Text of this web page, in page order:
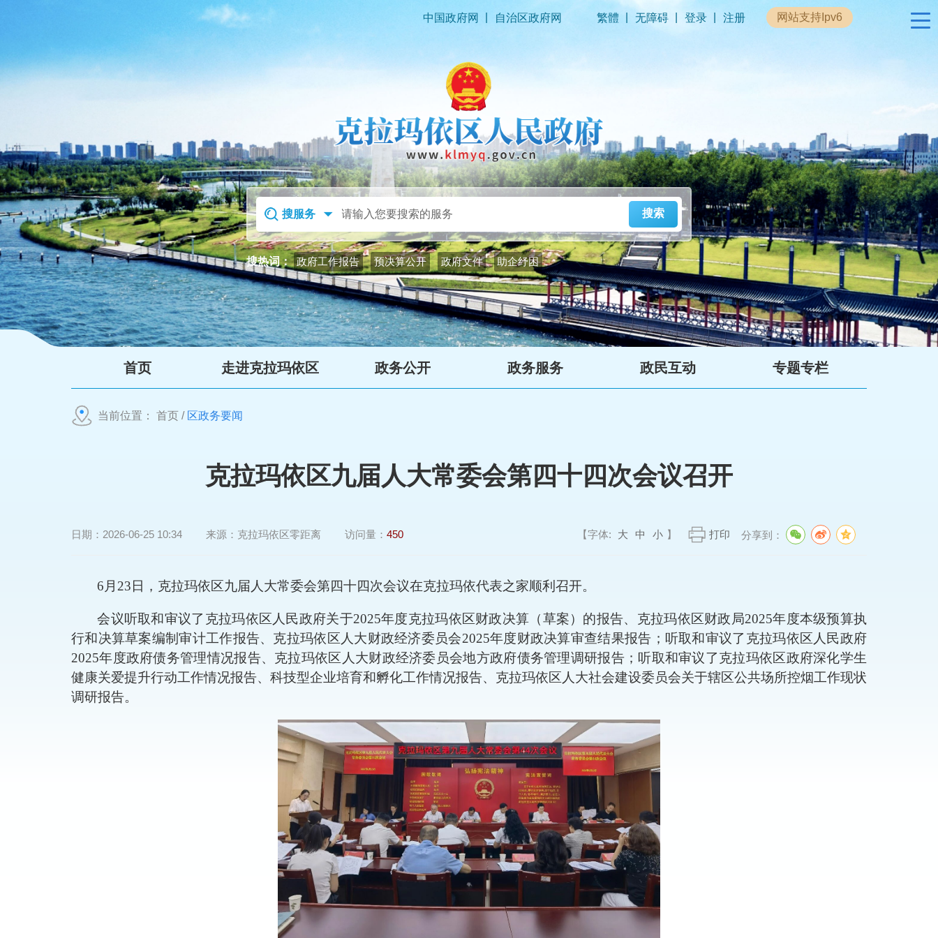
中国政府网 自治区政府网 繁體 无障碍 登录 注册 网站支持Ipv6
搜热词： 政府工作报告 预决算公开 政府文件 助企纾困
首页 走进克拉玛依区 政务公开 政务服务 政民互动 专题专栏
走进克拉玛依区 政务服务 政民互动 专题专栏
当前位置： 首页 / 区政务要闻
克拉玛依区九届人大常委会第四十四次会议召开
日期： 2026-06-25 10:34 来源： 克拉玛依区零距离 访问量： 450 【字体: 大 中 小 】 打印 分享到：
6 月 23 日 ，克拉玛依区九届人大常委会第四十四次会议在克拉玛依代表之家顺利召开。
会议听取和审议了克拉玛依区人民政府关于2025年度克拉玛依区财政决算（草案）的报告、克拉玛依区财政局2025年度本级预算执
行和决算草案编制审计工作报告、克拉玛依区人大财政经济委员会2025年度财政决算审查结果报告；听取和审议了克拉玛依区 人民政府
2025年度政府债务管理情况报告、克拉玛依区人大财政经济委员会地方政府债务管理调研报告；听取和审议了克拉玛依区政府深化学生
健康关爱提升行动工作情况报告、科技型企业培育和孵化工作情况报告、克拉玛依区人大社会建设委员会关于辖区公共场所控烟工作现状
调研报告。